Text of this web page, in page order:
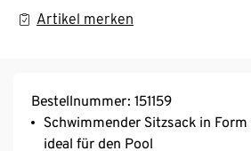
Artikel merken
Bestellnummer: 151159
Schwimmender Sitzsack in
ideal für den Pool